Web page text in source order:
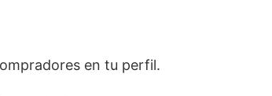
en tu perfil.